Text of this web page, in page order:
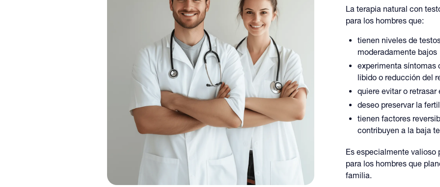
La terapia natural con
para los hombres que:
tienen niveles de
moderadamente bajos
experimenta síntomas
libido o reducción del
quiere evitar o
deseo preservar la
tienen factores
contribuyen a la baja
Es especialmente valioso
para los hombres que
familia.